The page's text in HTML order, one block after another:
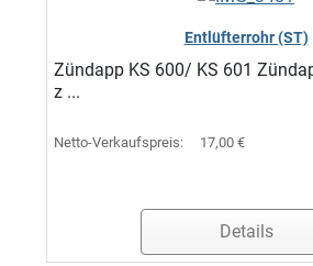
Entlüfterrohr (ST)
Zündapp KS 600/ KS 601
z ...
Netto-Verkaufspreis: 17,00 €
Details